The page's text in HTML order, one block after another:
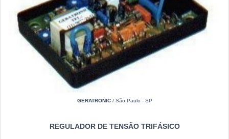
GERATRONIC/ São Paulo - SP
REGULADOR DE TENSÃO TRIFÁSICO